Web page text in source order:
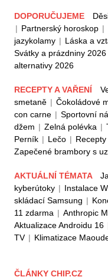
DOPORUČUJEME
| Partnerský horoskop |
jazykolamy | Láska a
Svátky a prázdniny 2026
alternativy 2026
RECEPTY A VAŘENÍ
smetaně | Čokoládové
con carne | Sportovní
džem | Zelná polévka |
Perník | Lečo |
Zapečené brambory s
AKTUÁLNÍ TÉMATA
kyberútoky | Instalace
skládací Samsung |
11 zdarma | Anthropic
Aktualizace Androidu 16
TV | Klimatizace
ČLÁNKY CHIP.CZ